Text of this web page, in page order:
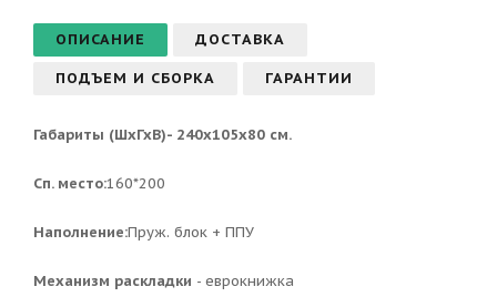
ОПИСАНИЕ ДОСТАВКА
ПОДЪЕМ И СБОРКА ГАРАНТИИ
Габариты (ШхГхВ)- 240х105х80 см.
Сп. место:160*200
Наполнение:Пруж. блок + ППУ
Механизм раскладки - еврокнижка